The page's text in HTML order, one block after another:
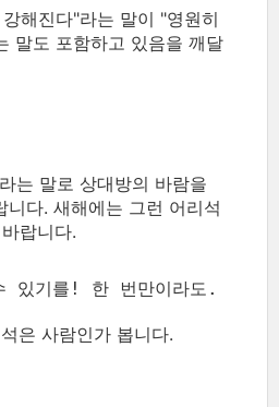
해진다"라는 말이 "영원히
말도 포함하고 있음을 깨달
는 말로 상대방의 바람을
니다. 새해에는 그런 어리석
랍니다.
있기를! 한 번만이라도.
은 사람인가 봅니다.